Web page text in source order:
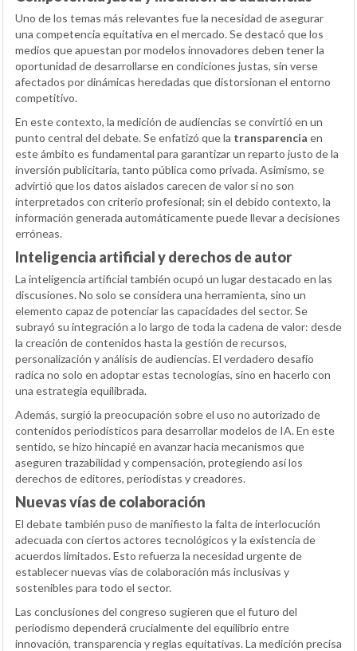
Uno de los temas más relevantes fue la necesidad de asegurar
una competencia equitativa en el mercado. Se destacó que los
medios que apuestan por modelos innovadores deben tener la
oportunidad de desarrollarse en condiciones justas, sin verse
afectados por dinámicas heredadas que distorsionan el entorno
competitivo.
En este contexto, la medición de audiencias se convirtió en un
punto central del debate. Se enfatizó que la transparencia en
este ámbito es fundamental para garantizar un reparto justo de la
inversión publicitaria, tanto pública como privada. Asimismo, se
advirtió que los datos aislados carecen de valor si no son
interpretados con criterio profesional; sin el debido contexto, la
información generada automáticamente puede llevar a decisiones
erróneas.
Inteligencia artificial y derechos de autor
La inteligencia artificial también ocupó un lugar destacado en las
discusiones. No solo se considera una herramienta, sino un
elemento capaz de potenciar las capacidades del sector. Se
subrayó su integración a lo largo de toda la cadena de valor: desde
la creación de contenidos hasta la gestión de recursos,
personalización y análisis de audiencias. El verdadero desafío
radica no solo en adoptar estas tecnologías, sino en hacerlo con
una estrategia equilibrada.
Además, surgió la preocupación sobre el uso no autorizado de
contenidos periodísticos para desarrollar modelos de IA. En este
sentido, se hizo hincapié en avanzar hacia mecanismos que
aseguren trazabilidad y compensación, protegiendo así los
derechos de editores, periodistas y creadores.
Nuevas vías de colaboración
El debate también puso de manifiesto la falta de interlocución
adecuada con ciertos actores tecnológicos y la existencia de
acuerdos limitados. Esto refuerza la necesidad urgente de
establecer nuevas vías de colaboración más inclusivas y
sostenibles para todo el sector.
Las conclusiones del congreso sugieren que el futuro del
periodismo dependerá crucialmente del equilibrio entre
innovación, transparencia y reglas equitativas. La medición precisa